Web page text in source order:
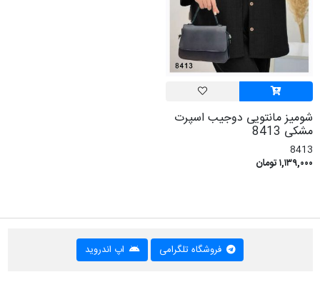
شومیز مانتویی دوجیب اسپرت
مشکی 8413
8413
۱,۱۳۹,۰۰۰ تومان
فروشگاه تلگرامی اپ اندروید